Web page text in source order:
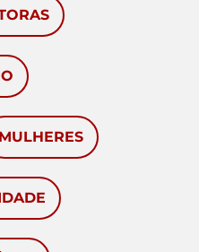
MULHERES